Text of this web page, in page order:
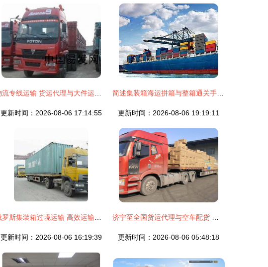
更新时间：2026-08-06 17:14:55 更新时间：2026-08-06 19:19:11
更新时间：2026-08-06 16:19:39 更新时间：2026-08-06 05:48:18